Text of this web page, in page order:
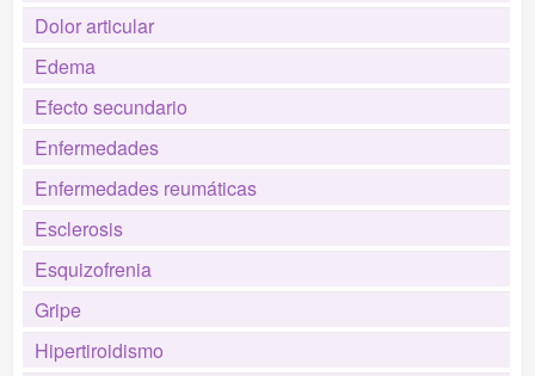
Dolor articular
Edema
Efecto secundario
Enfermedades
Enfermedades reumáticas
Esclerosis
Esquizofrenia
Gripe
Hipertiroidismo